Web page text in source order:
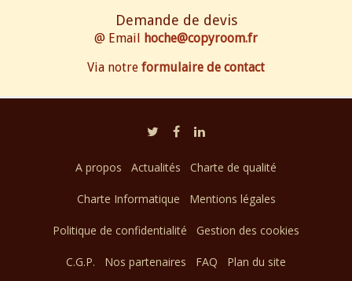
Demande de devis
@ Email hoche@copyroom.fr
Via notre formulaire de contact
A propos Actualités Charte de qualité
Charte Informatique Mentions légales
Politique de confidentialité Gestion des cookies
C.G.P. Nos partenaires FAQ Plan du site